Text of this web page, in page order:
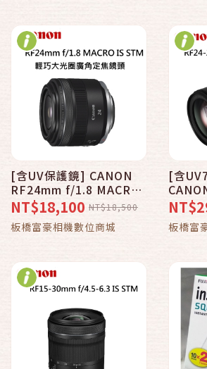
[含UV保護鏡] CANON
RF24mm f/1.8 MACRO
IS STM 輕巧大光圈廣角
定焦鏡頭~公司貨
NT$18,100 NT$18,500
板橋富豪相機數位商城
[含
f/4-6.3
像10x
遊鏡
板橋富